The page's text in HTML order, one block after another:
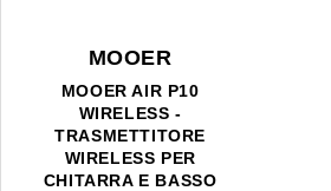
MOOER
MOOER AIR P10
WIRELESS -
TRASMETTITORE
WIRELESS PER
CHITARRA E BASSO